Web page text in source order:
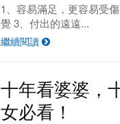
1、容易滿足，更容易受
覺 3、付出的遠遠...
繼續閱讀
十年看婆婆，
女必看！